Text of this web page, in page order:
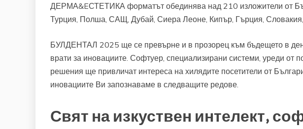
ДЕРМА&EСТЕТИКА форматът обединява над 210 изложители от
Турция, Полша, САЩ, Дубай, Сиера Леоне, Кипър, Гърция, Словакия,
БУЛДЕНТАЛ 2025 ще се превърне и в прозорец към бъдещето в
врати за иновациите. Софтуер, специализирани системи, уреди от
решения ще привличат интереса на хилядите посетители от
иновациите Ви запознаваме в следващите редове.
Свят на изкуствен интелект,